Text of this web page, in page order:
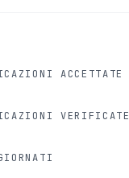
ACCETTATE
VERIFICATE